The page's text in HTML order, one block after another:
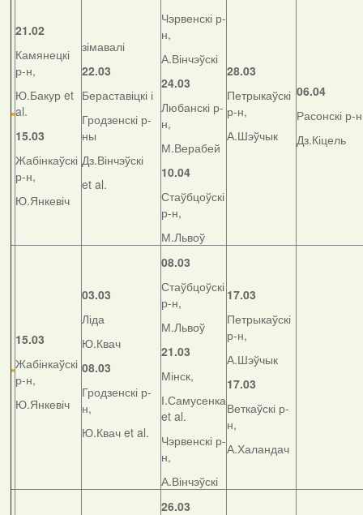
21.02
Камянецкі
р-н,
Ю.Бакур et
al.
15.03
Жабінкаўскі
р-н,
Ю.Янкевіч
зімавалі
22.03
Бераставіцкі і
Гродзенскі р-
ны
Дз.Вінчэўскі
et al.
Чэрвенскі р-
н,
А.Вінчэўскі
24.03
Любанскі р-
н,
М.Верабей
10.04
Стаўбцоўскі
р-н,
М.Львоў
28.03
Петрыкаўскі
р-н,
А.Шэўчык
06.04
Расонскі р-
Дз.Кіцель
15.03
Жабінкаўскі
р-н,
Ю.Янкевіч
03.03
Ліда
Ю.Квач
08.03
Гродзенскі р-
н,
Ю.Квач et al.
08.03
Стаўбцоўскі
р-н,
М.Львоў
21.03
Мінск,
І.Самусенка
et al.
Чэрвенскі р-
н,
А.Вінчэўскі
17.03
Петрыкаўскі
р-н,
А.Шэўчык
17.03
Веткаўскі р-
н,
А.Халандач
26.03